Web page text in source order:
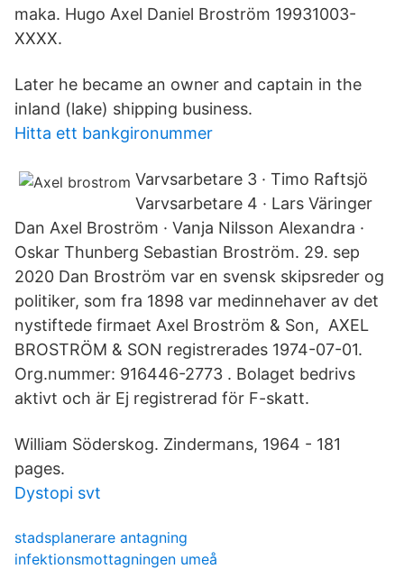
maka. Hugo Axel Daniel Broström 19931003-
XXXX.
Later he became an owner and captain in the
inland (lake) shipping business.
Hitta ett bankgironummer
Varvsarbetare 3 · Timo Raftsjö
Varvsarbetare 4 · Lars Väringer
Dan Axel Broström · Vanja Nilsson Alexandra ·
Oskar Thunberg Sebastian Broström. 29. sep
2020 Dan Broström var en svensk skipsreder og
politiker, som fra 1898 var medinnehaver av det
nystiftede firmaet Axel Broström & Son, AXEL
BROSTRÖM & SON registrerades 1974-07-01.
Org.nummer: 916446-2773 . Bolaget bedrivs
aktivt och är Ej registrerad för F-skatt.
William Söderskog. Zindermans, 1964 - 181
pages.
Dystopi svt
stadsplanerare antagning
infektionsmottagningen umeå